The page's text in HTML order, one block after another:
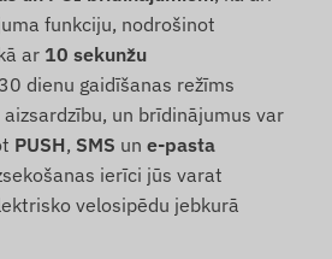
funkciju, nodrošinot
ar 10 sekunžu
dienu gaidīšanas režīms
un brīdinājumus var
PUSH, SMS un e-pasta
ierīci jūs varat
velosipēdu jebkurā